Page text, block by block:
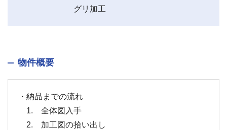
グリ加工
物件概要
・納品までの流れ
1. 全体図入手
2. 加工図の拾い出し